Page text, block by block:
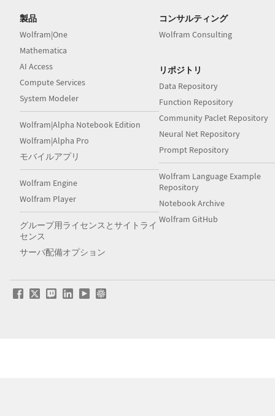
製品
Wolfram|One
Mathematica
AI Access
Compute Services
System Modeler
Wolfram|Alpha Notebook Edition
Wolfram|Alpha Pro
モバイルアプリ
Wolfram Engine
Wolfram Player
グループ用ライセンスとサイトライ
センス
サーバ配備オプション
コンサルティング
Wolfram Consulting
リポジトリ
Data Repository
Function Repository
Community Paclet Repository
Neural Net Repository
Prompt Repository
Wolfram Language Example
Repository
Notebook Archive
Wolfram GitHub